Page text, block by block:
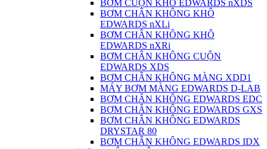
BƠM CUỘN KHÔ EDWARDS nXDS
BƠM CHÂN KHÔNG KHÔ
EDWARDS nXLi
BƠM CHÂN KHÔNG KHÔ
EDWARDS nXRi
BƠM CHÂN KHÔNG CUỘN
EDWARDS XDS
BƠM CHÂN KHÔNG MÀNG XDD1
MÁY BƠM MÀNG EDWARDS D-LAB
BƠM CHÂN KHÔNG EDWARDS EDC
BƠM CHÂN KHÔNG EDWARDS GXS
BƠM CHÂN KHÔNG EDWARDS
DRYSTAR 80
BƠM CHÂN KHÔNG EDWARDS IDX